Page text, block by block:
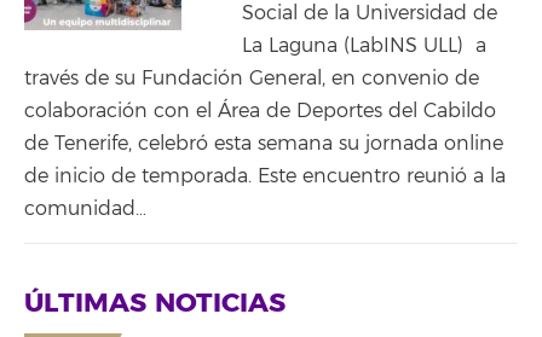
Social de la Universidad de
La Laguna (LabINS ULL) a
través de su Fundación General, en convenio de
colaboración con el Área de Deportes del Cabildo
de Tenerife, celebró esta semana su jornada online
de inicio de temporada. Este encuentro reunió a la
comunidad…
ÚLTIMAS NOTICIAS